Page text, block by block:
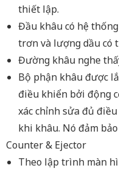
thiết lập.
Đầu khâu có hệ
trơn và lượng dầu có
Đường khâu nghe
Bộ phận khâu được
điều khiển bởi động
xác chỉnh sửa đủ
khi khâu. Nó đảm
Counter & Ejector
Theo lập trình màn